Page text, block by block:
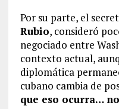
Por su parte, el
Rubio, consideró
negociado entre
contexto actual,
diplomática
cubano cambia de
que eso ocurra…